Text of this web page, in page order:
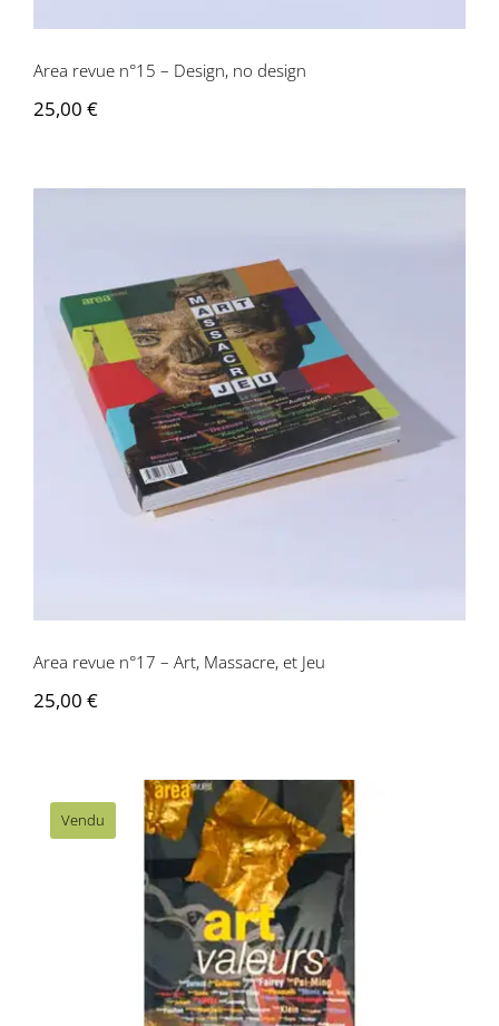
Area revue n°15 – Design, no design
25,00 €
Area revue n°17 – Art, Massacre, et Jeu
Area revue n°17 – Art, Massacre, et Jeu
25,00 €
Vendu
Area revue n°18 – Art et Valeur